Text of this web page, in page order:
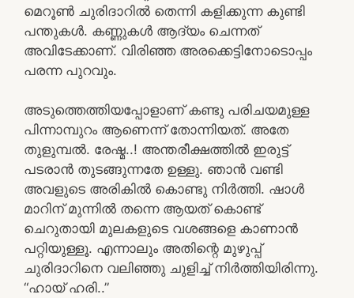
മെറൂൺ ചുരിദാറിൽ തെന്നി കളിക്കുന്ന കുണ്ടി
പന്തുകൾ. കണ്ണുകൾ ആദ്യം ചെന്നത്
അവിടേക്കാണ്. വിരിഞ്ഞ അരക്കെട്ടിനോടൊപ്പം
പരന്ന പുറവും.
അടുത്തെത്തിയപ്പോളാണ് കണ്ടു പരിചയമുള്ള
പിന്നാമ്പുറം ആണെന്ന് തോന്നിയത്. അതേ
തുളുമ്പൽ. രേഷ്മ..! അന്തരീക്ഷത്തിൽ ഇരുട്ട്
പടരാൻ തുടങ്ങുന്നതേ ഉള്ളു. ഞാൻ വണ്ടി
അവളുടെ അരികിൽ കൊണ്ടു നിർത്തി. ഷാൾ
മാറിന് മുന്നിൽ തന്നെ ആയത് കൊണ്ട്
ചെറുതായി മുലകളുടെ വശങ്ങളെ കാണാൻ
പറ്റിയുള്ളൂ. എന്നാലും അതിന്റെ മുഴുപ്പ്
ചുരിദാറിനെ വലിഞ്ഞു ചുളിച്ച് നിർത്തിയിരിന്നു.
“ഹായ് ഹരി..”